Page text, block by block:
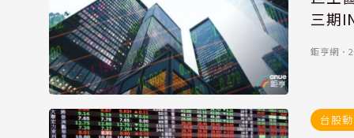
三期
鉅亨網 ．
台股